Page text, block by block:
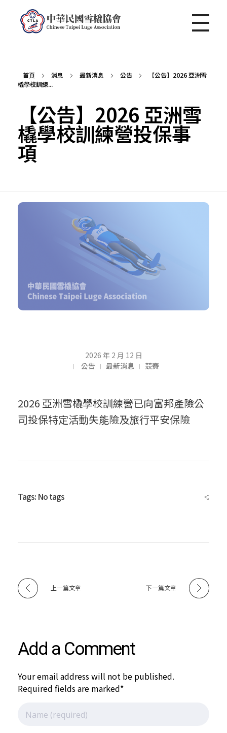
首頁 消息 最新消息 公告
【公告】2026 亞洲雪
橇學校訓練...
【公告】2026 亞洲雪
橇學校訓練營投保事
項
公
告
】
2
0
2
亞
洲
2026 年 2 月 12 日
公告
最新消息 競賽
2026 亞洲雪橇學校訓練營已向富邦產險公
司投保特定活動失能險及旅行平安保險
Tags: No tags
上一篇文章 下一篇文章
Add a Comment
Your email address will not be published.
Required fields are marked*